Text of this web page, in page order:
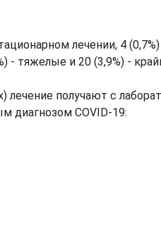
лечении, 4
- тяжелые и 20 (3,9%) -
получают с
диагнозом COVID-19: